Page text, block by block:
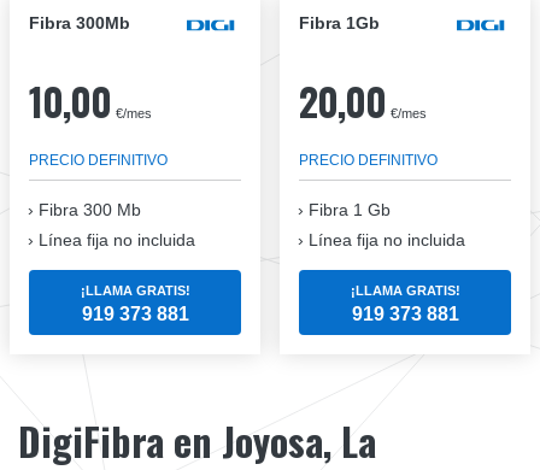
Fibra 300Mb
10,00 €/mes
PRECIO DEFINITIVO
Fibra 300 Mb
Línea fija no incluida
¡LLAMA GRATIS!
919 373 881
Fibra 1Gb
20,00 €/mes
PRECIO DEFINITIVO
Fibra 1 Gb
Línea fija no incluida
¡LLAMA GRATIS!
919 373 881
DigiFibra en Joyosa, La